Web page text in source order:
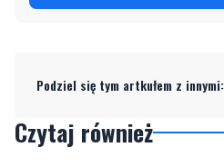
Podziel się tym artkułem z innymi:
Czytaj również